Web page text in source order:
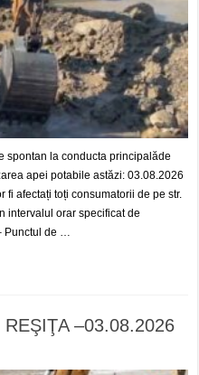
spontan la conducta principalăde
apei potabile astăzi: 03.08.2026
fi afectați toți consumatorii de pe str.
intervalul orar specificat de
Punctul de …
–03.08.2026